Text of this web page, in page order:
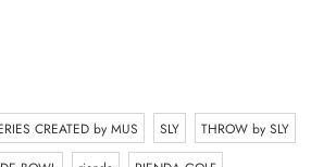
CREATED by MUS SLY
THROW by SLY